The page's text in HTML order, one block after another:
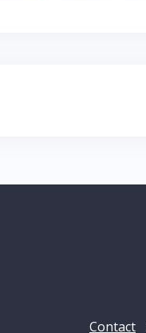
Contact